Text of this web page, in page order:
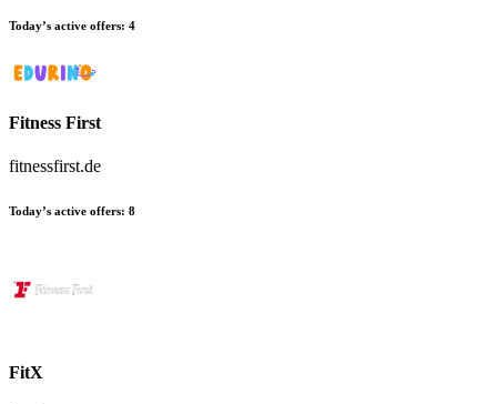
Today’s active offers: 4
Fitness First
fitnessfirst.de
Today’s active offers: 8
FitX